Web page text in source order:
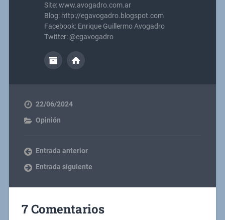
Site: www.avogadro.com.ar
Blog: http://egavogadro.blogspot.com
Facebook: Enrique Guillermo Avogadro
Twitter: @egavogadro
22/06/2024
Opinión
Entrada anterior
Entrada siguiente
7 Comentarios